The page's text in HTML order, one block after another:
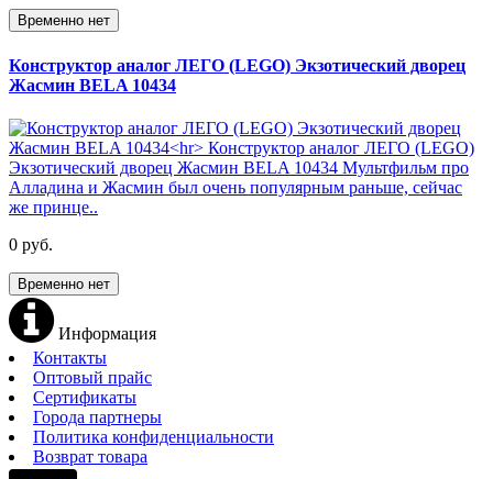
Временно нет
Конструктор аналог ЛЕГО (LEGO) Экзотический дворец
Жасмин BELA 10434
0 руб.
Временно нет
Информация
Контакты
Оптовый прайс
Сертификаты
Города партнеры
Политика конфиденциальности
Возврат товара